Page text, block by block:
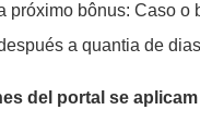
próximo bônus: Caso o
a quantia de
del portal se